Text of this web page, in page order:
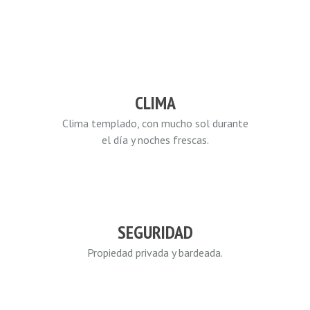
CLIMA
Clima templado, con mucho sol durante
el día y noches frescas.
SEGURIDAD
Propiedad privada y bardeada.